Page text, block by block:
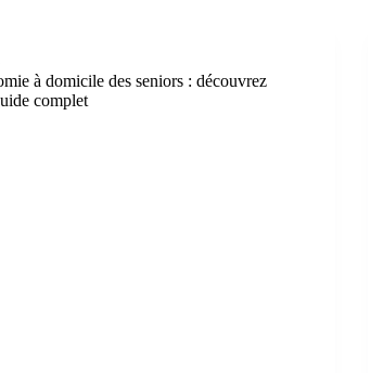
à domicile des seniors : découvrez
complet